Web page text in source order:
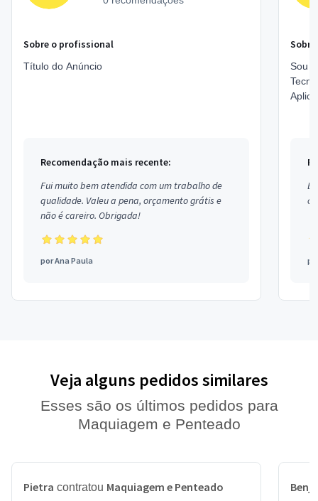
Sobre o profissional
Título do Anúncio
Recomendação mais recente:
Fui muito bem atendida com um trabalho de
qualidade. Valeu a pena, orçamento grátis e
não é careiro. Obrigada!
porAna Paula
Sou
Veja alguns pedidos similares
Esses são os últimos pedidos para
Maquiagem e Penteado
Pietra contratou Maquiagem e Penteado